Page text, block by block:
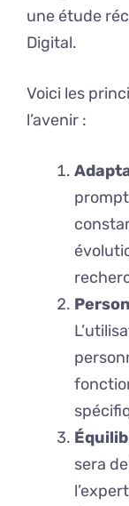
une étude
Digital.
Voici les
l’avenir :
sera